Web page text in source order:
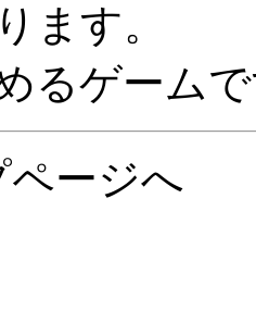
ます。
るゲーム
ページへ